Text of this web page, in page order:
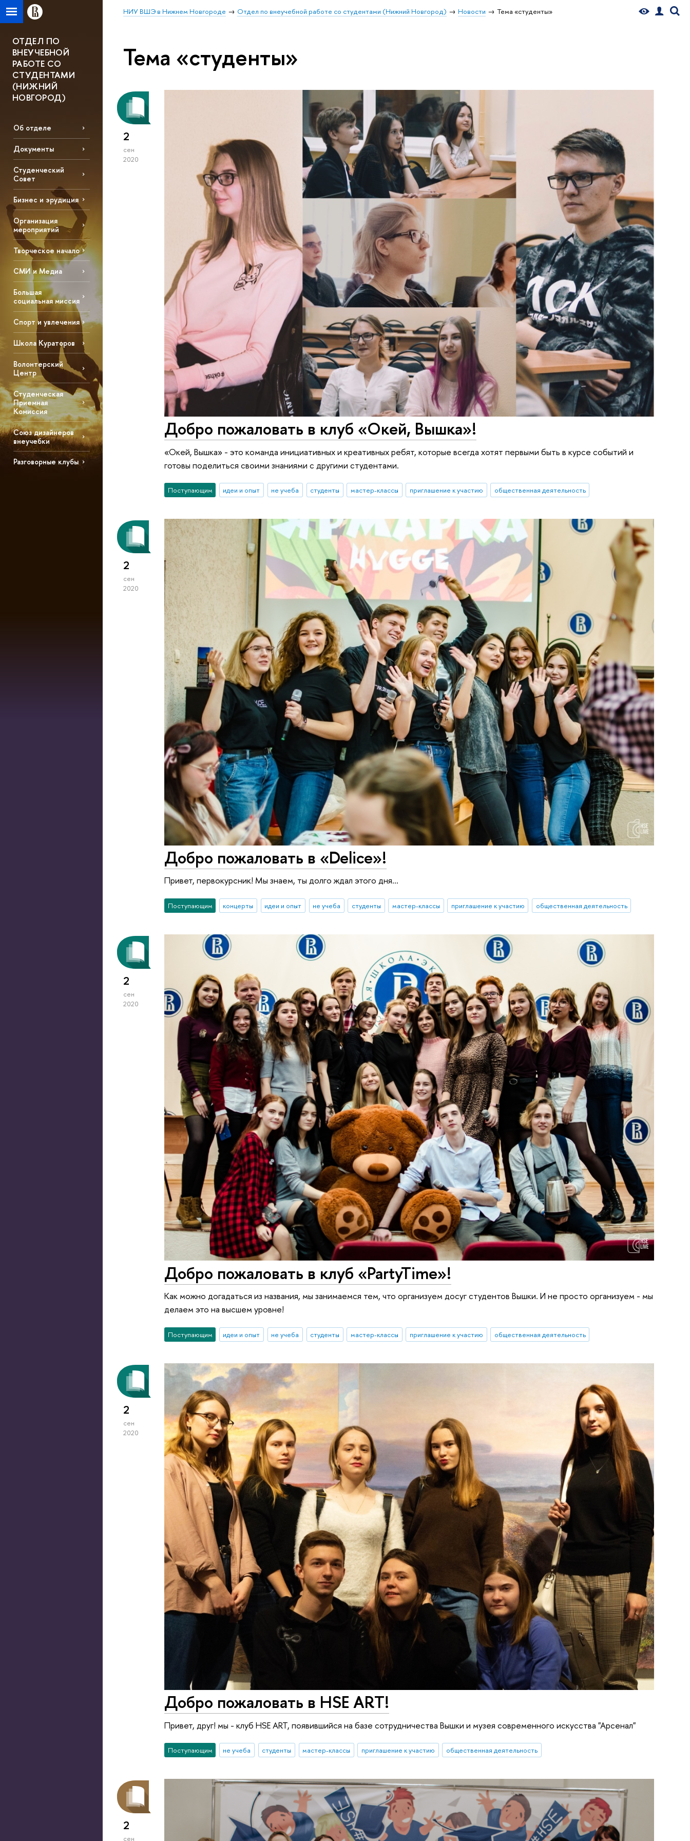
НИУ ВШЭ в Нижнем Новгороде Отдел по внеучебной работе со студентами (Нижний Новгород) Новости Тема «студенты»
ОТДЕЛ ПО
ВНЕУЧЕБНОЙ
РАБОТЕ СО
СТУДЕНТАМИ
(НИЖНИЙ
НОВГОРОД)
Об отделе
Документы
Студенческий
Совет
Бизнес и эрудиция
Организация
мероприятий
Творческое начало
СМИ и Медиа
Большая
социальная миссия
Спорт и увлечения
Школа Кураторов
Волонтерский
Центр
Студенческая
Приемная
Комиссия
Союз дизайнеров
внеучебки
Разговорные клубы
Тема «студенты»
2
сен
2020
Добро пожаловать в клуб «Окей, Вышка»!
«Окей, Вышка» - это команда инициативных и креативных ребят, которые всегда хотят первыми быть в курсе событий и
готовы поделиться своими знаниями с другими студентами.
Поступающим идеи и опыт не учеба студенты мастер-классы приглашение к участию общественная деятельность
2
сен
2020
Добро пожаловать в «Delice»!
Привет, первокурсник! Мы знаем, ты долго ждал этого дня...
Поступающим концерты идеи и опыт не учеба студенты мастер-классы приглашение к участию общественная деятельность
2
сен
2020
Добро пожаловать в клуб «PartyTime»!
Как можно догадаться из названия, мы занимаемся тем, что организуем досуг студентов Вышки. И не просто организуем - мы
делаем это на высшем уровне!
Поступающим идеи и опыт не учеба студенты мастер-классы приглашение к участию общественная деятельность
2
сен
2020
Добро пожаловать в HSE ART!
Привет, друг! мы - клуб HSE ART, появившийся на базе сотрудничества Вышки и музея современного искусства "Арсенал"
Поступающим не учеба студенты мастер-классы приглашение к участию общественная деятельность
2
сен